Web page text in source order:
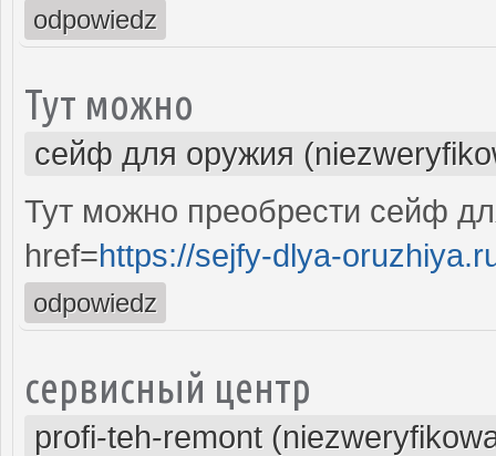
odpowiedz
Тут можно
сейф для оружия
Тут можно преобрести сейф
href=https://sejfy-dlya-
odpowiedz
сервисный центр
profi-teh-remont